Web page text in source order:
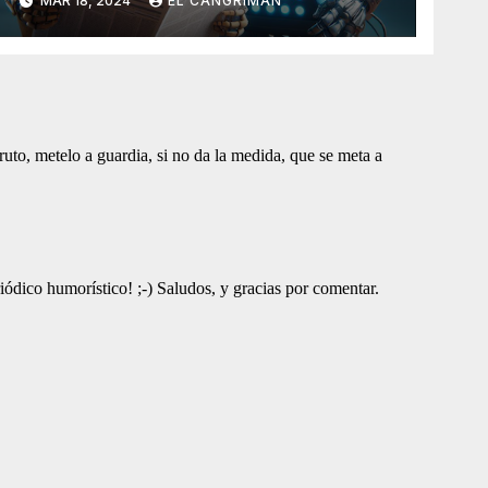
Artificial